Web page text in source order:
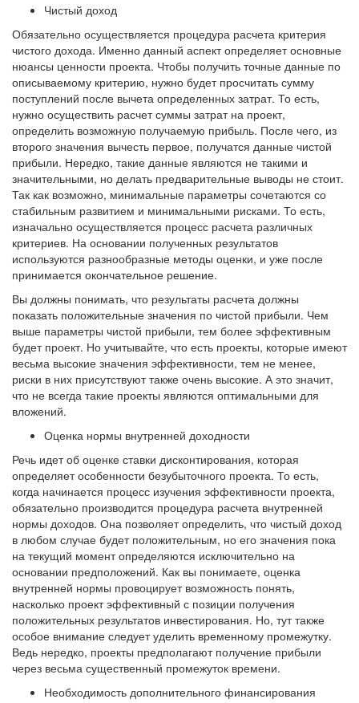
Чистый доход
Обязательно осуществляется процедура расчета критерия
чистого дохода. Именно данный аспект определяет основные
нюансы ценности проекта. Чтобы получить точные данные по
описываемому критерию, нужно будет просчитать сумму
поступлений после вычета определенных затрат. То есть,
нужно осуществить расчет суммы затрат на проект,
определить возможную получаемую прибыль. После чего, из
второго значения вычесть первое, получатся данные чистой
прибыли. Нередко, такие данные являются не такими и
значительными, но делать предварительные выводы не стоит.
Так как возможно, минимальные параметры сочетаются со
стабильным развитием и минимальными рисками. То есть,
изначально осуществляется процесс расчета различных
критериев. На основании полученных результатов
используются разнообразные методы оценки, и уже после
принимается окончательное решение.
Вы должны понимать, что результаты расчета должны
показать положительные значения по чистой прибыли. Чем
выше параметры чистой прибыли, тем более эффективным
будет проект. Но учитывайте, что есть проекты, которые имеют
весьма высокие значения эффективности, тем не менее,
риски в них присутствуют также очень высокие. А это значит,
что не всегда такие проекты являются оптимальными для
вложений.
Оценка нормы внутренней доходности
Речь идет об оценке ставки дисконтирования, которая
определяет особенности безубыточного проекта. То есть,
когда начинается процесс изучения эффективности проекта,
обязательно производится процедура расчета внутренней
нормы доходов. Она позволяет определить, что чистый доход
в любом случае будет положительным, но его значения пока
на текущий момент определяются исключительно на
основании предположений. Как вы понимаете, оценка
внутренней нормы провоцирует возможность понять,
насколько проект эффективный с позиции получения
положительных результатов инвестирования. Но, тут также
особое внимание следует уделить временному промежутку.
Ведь нередко, проекты предполагают получение прибыли
через весьма существенный промежуток времени.
Необходимость дополнительного финансирования